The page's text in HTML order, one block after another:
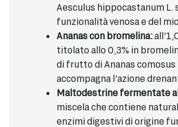
Aesculus hippocastanum L.
funzionalità venosa e del
Ananas con bromelina:
titolato allo 0,3% in
di frutto di Ananas comosus
accompagna l’azione
Maltodestrine fermentate
miscela che contiene
enzimi digestivi di origine